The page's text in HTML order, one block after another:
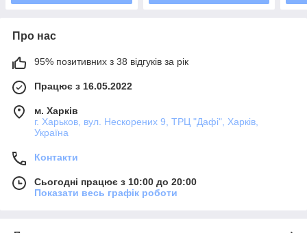
Про нас
95% позитивних з 38 відгуків за рік
Працює з 16.05.2022
м. Харків
г. Харьков, вул. Нескорених 9, ТРЦ "Дафі", Харків,
Україна
Контакти
Сьогодні працює з 10:00 до 20:00
Показати весь графік роботи